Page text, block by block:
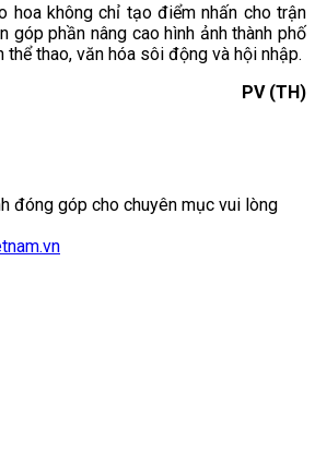
hoa không chỉ tạo điểm nhấn cho trận
góp phần nâng cao hình ảnh thành phố
thao, văn hóa sôi động và hội nhập.
PV (TH)
đóng góp cho chuyên mục vui lòng